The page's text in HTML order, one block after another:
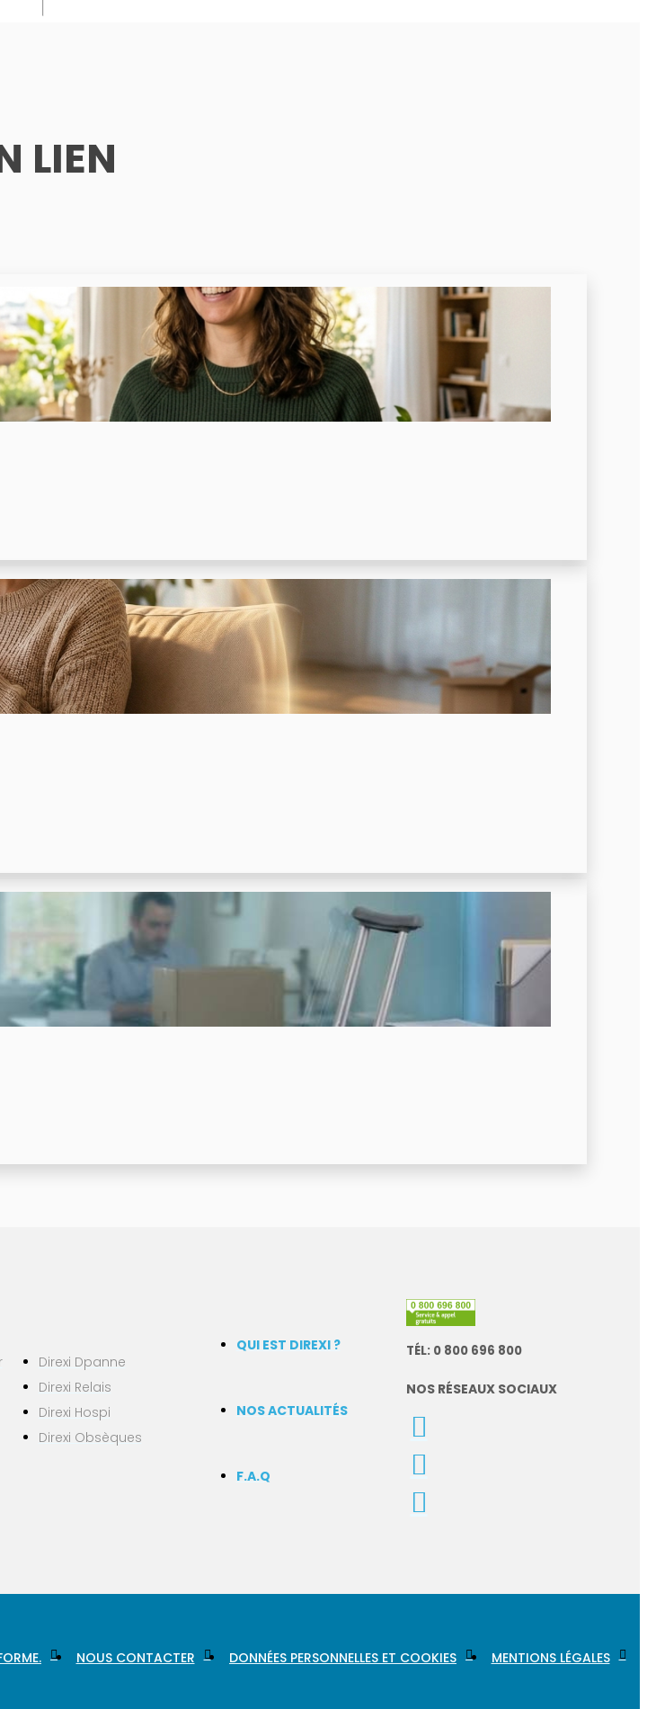
LIEN
Direxi Dpanne
Direxi Relais
Direxi Hospi
Direxi Obsèques
QUI EST DIREXI ?
NOS ACTUALITÉS
F.A.Q
TÉL: 0 800 696 800
NOS RÉSEAUX SOCIAUX
NOUS CONTACTER DONNÉES PERSONNELLES ET COOKIES MENTIONS LÉGALES